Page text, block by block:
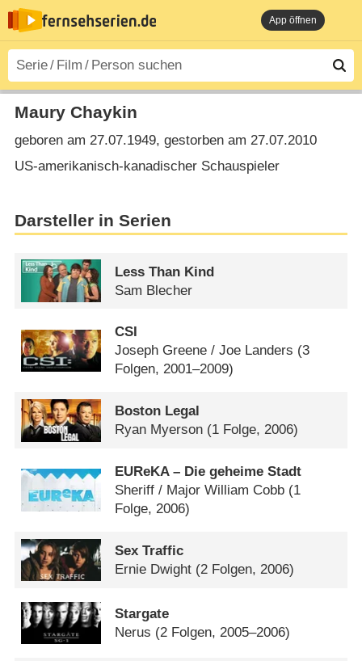
App öffnen
Maury Chaykin
geboren am 27.07.1949, gestorben am 27.07.2010
US-amerikanisch-kanadischer Schauspieler
Darsteller in Serien
Less Than Kind
Sam Blecher
CSI
Joseph Greene /​ Joe Landers (3
Folgen, 2001–2009)
Boston Legal
Ryan Myerson (1 Folge, 2006)
EUReKA – Die geheime Stadt
Sheriff /​ Major William Cobb (1
Folge, 2006)
Sex Traffic
Ernie Dwight (2 Folgen, 2006)
Stargate
Nerus (2 Folgen, 2005–2006)